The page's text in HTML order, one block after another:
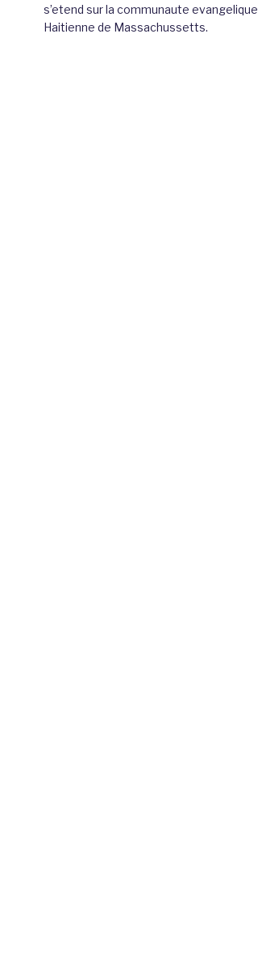
s’etend sur la communaute evangelique
Haitienne de Massachussetts.